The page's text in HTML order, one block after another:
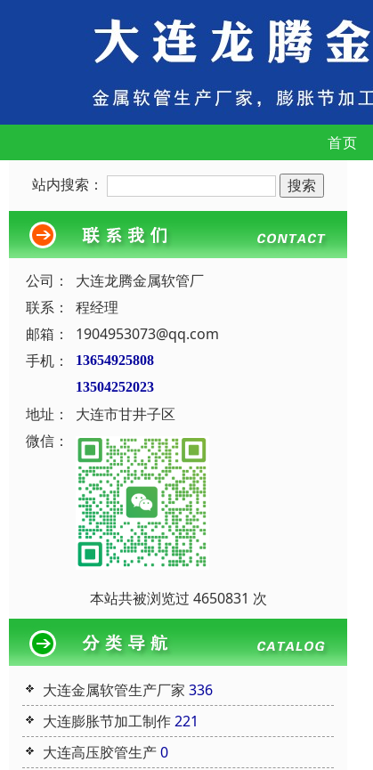
首页
站内搜索：
公司：
大连龙腾金属软管厂
联系：
程经理
邮箱：
1904953073@qq.com
手机：
13654925808
13504252023
地址：
大连市甘井子区
微信：
本站共被浏览过 4650831 次
大连金属软管生产厂家 336
大连膨胀节加工制作221
大连高压胶管生产0